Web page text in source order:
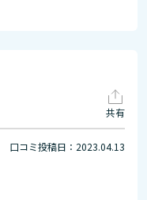
共有
口コミ投稿日：2023.04.13